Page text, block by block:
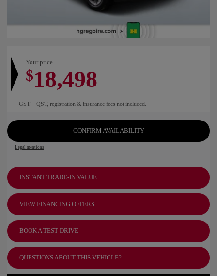
Your price
$18,498
GST + QST, registration & insurance fees not included.
CONFIRM AVAILABILITY
Legal mentions
INSTANT TRADE-IN VALUE
VIEW FINANCING OFFERS
BOOK A TEST DRIVE
QUESTIONS ABOUT THIS VEHICLE?